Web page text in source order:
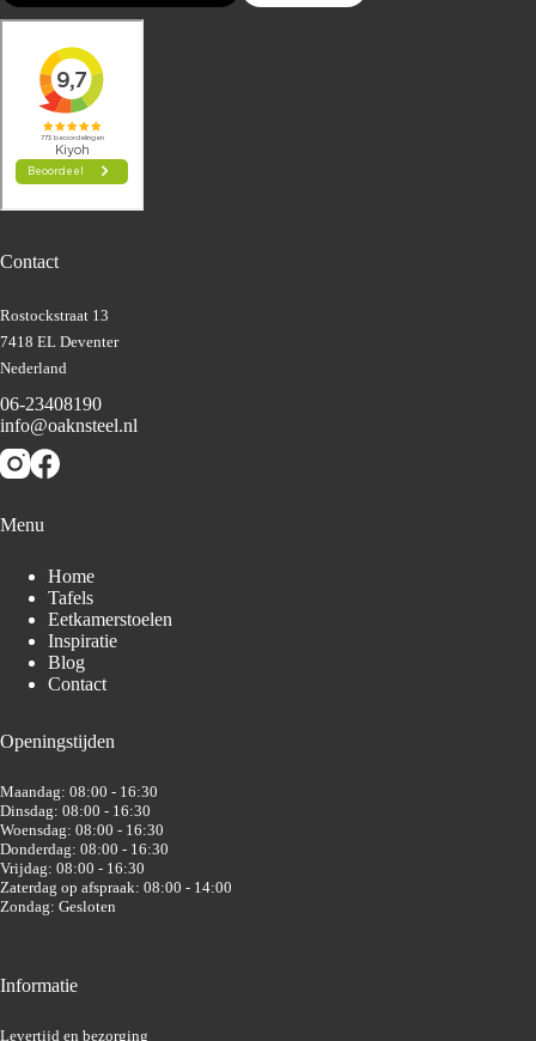
Contact
Rostockstraat 13
7418 EL Deventer
Nederland
06-23408190
info@oaknsteel.nl
Menu
Home
Tafels
Eetkamerstoelen
Inspiratie
Blog
Contact
Openingstijden
Maandag: 08:00 - 16:30
Dinsdag: 08:00 - 16:30
Woensdag: 08:00 - 16:30
Donderdag: 08:00 - 16:30
Vrijdag: 08:00 - 16:30
Zaterdag op afspraak: 08:00 - 14:00
Zondag: Gesloten
Informatie
Levertijd en bezorging